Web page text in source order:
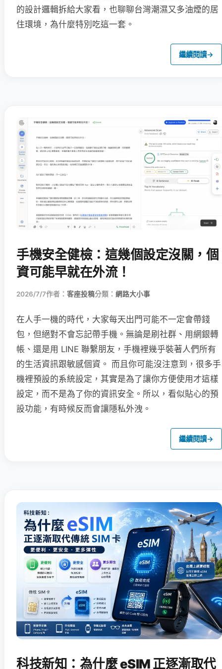
的設計邏輯拆給大家看，也聊聊台灣潮濕又多油煙的居
住環境，為什麼特別吃這一套。
繼續閱讀→
手機安全健檢：這幾個設定沒關，個
資可能早就在外流！
2026/7/7作者： 客座投稿分類： 網路大小事
在人手一機的時代，大家每天出門可能不一定會帶錢
包，但絕對不會忘記帶手機。無論是刷社群、用網銀轉
帳、還是用 LINE 聯繫朋友，手機裡幾乎裝著人們所有
的生活資訊跟敏感個資。 而且你可能沒注意到，很多手
機裡預設的系統設定，其實是為了讓你方便使用才這樣
設定，而不是為了你的資訊安全。所以，看似貼心的預
設功能，有時候反而會讓隱私外洩。
繼續閱讀→
科技新知：為什麼 eSIM 正逐漸取代